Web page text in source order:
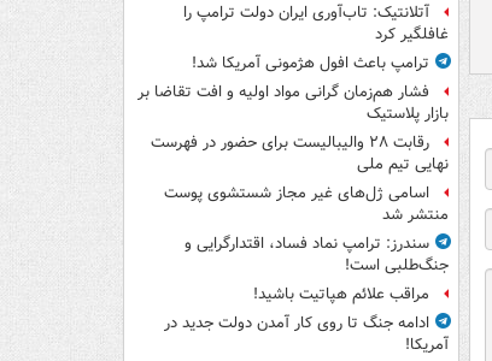
آتلانتیک: تاب‌آوری ایران دولت ترامپ را
غافلگیر کرد
ترامپ باعث افول هژمونی آمریکا شد!
فشار هم‌زمان گرانی مواد اولیه و افت تقاضا بر
بازار پلاستیک
رقابت ۲۸ والیبالیست برای حضور در فهرست
نهایی تیم ملی
اسامی ژل‌های غیر مجاز شستشوی پوست
منتشر شد
سندرز: ترامپ نماد فساد، اقتدارگرایی و
جنگ‌طلبی است!
مراقب علائم هپاتیت باشید!
ادامه جنگ تا روی کار آمدن دولت جدید در
آمریکا!